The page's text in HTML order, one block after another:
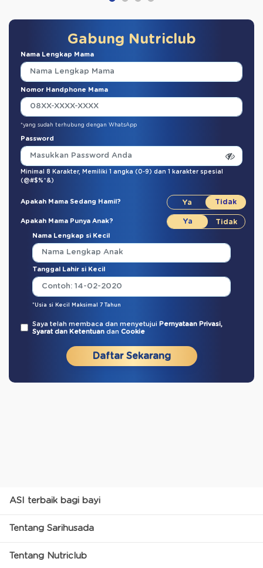
Gabung Nutriclub
Nama Lengkap Mama
Nomor Handphone Mama
*yang sudah terhubung dengan WhatsApp
Password
Minimal 8 Karakter, Memiliki 1 angka (0-9) dan 1 karakter spesial
(@#$%^&)
Apakah Mama Sedang Hamil?
Apakah Mama Punya Anak?
Nama Lengkap si Kecil
Tanggal Lahir si Kecil
*Usia si Kecil Maksimal 7 Tahun
Saya telah membaca dan menyetujui Pernyataan Privasi,
Syarat dan Ketentuan dan Cookie
Daftar Sekarang
ASI terbaik bagi bayi
Tentang Sarihusada
Tentang Nutriclub